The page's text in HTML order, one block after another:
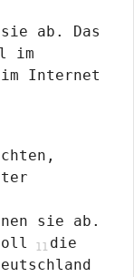
sie ab. Das
im
Internet
sie ab.
soll
die